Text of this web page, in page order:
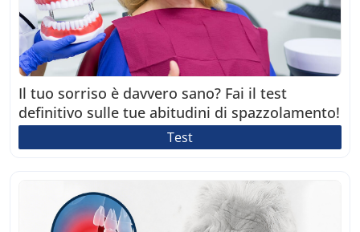
Il tuo sorriso è davvero sano? Fai il test
definitivo sulle tue abitudini di spazzolamento!
Test